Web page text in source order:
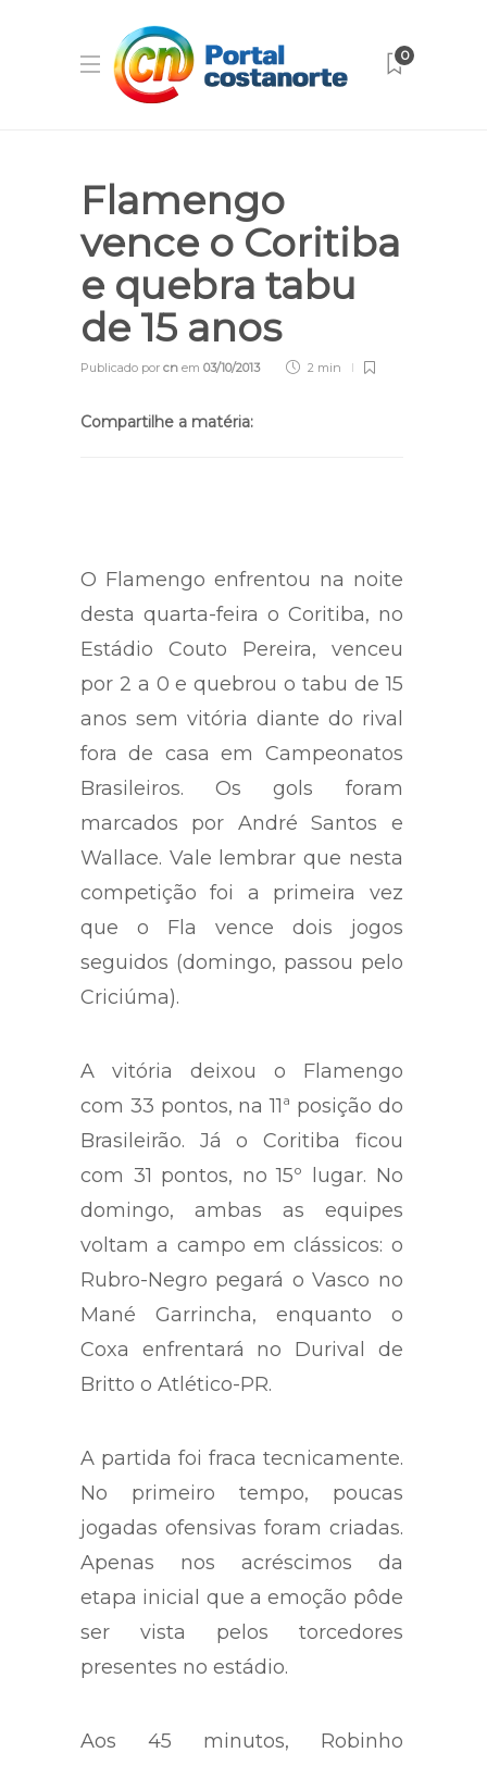
0
Flamengo
vence o Coritiba
e quebra tabu
de 15 anos
O Flamengo enfrentou na noite
desta quarta-feira o Coritiba, no
Estádio Couto Pereira, venceu
por 2 a 0 e quebrou o tabu de 15
anos sem vitória diante do rival
fora de casa em Campeonatos
Brasileiros. Os gols foram
marcados por André Santos e
Wallace. Vale lembrar que nesta
competição foi a primeira vez
que o Fla vence dois jogos
seguidos (domingo, passou pelo
A vitória deixou o Flamengo
com 33 pontos, na 11ª posição do
Brasileirão. Já o Coritiba ficou
com 31 pontos, no 15º lugar. No
domingo, ambas as equipes
voltam a campo em clássicos: o
Rubro-Negro pegará o Vasco no
Mané Garrincha, enquanto o
Coxa enfrentará no Durival de
A partida foi fraca tecnicamente.
No primeiro tempo, poucas
jogadas ofensivas foram criadas.
Apenas nos acréscimos da
etapa inicial que a emoção pôde
ser vista pelos torcedores